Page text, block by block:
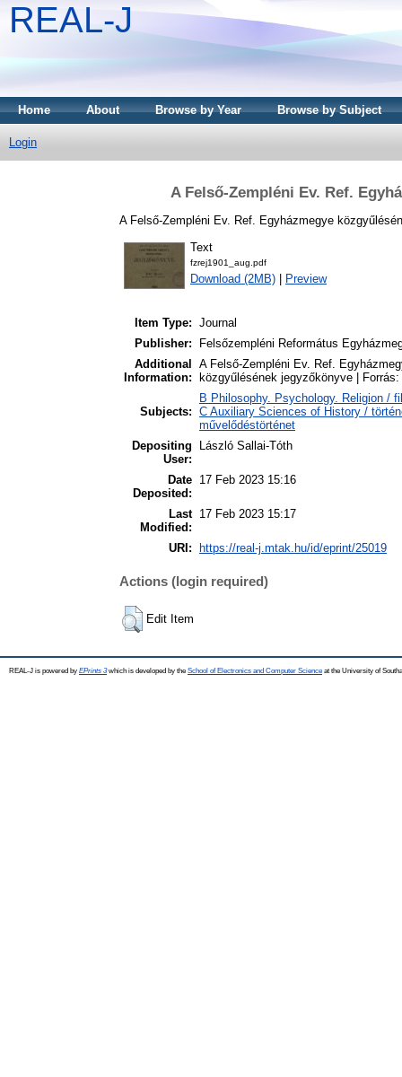
REAL-J
Home About Browse by Year Browse by Subject
Login
A Felső-Zempléni Ev. Ref.
A Felső-Zempléni Ev. Ref. Egyházmegye
Text
fzrej1901_aug.pdf
Download (2MB) Preview
Item Type: Journal
Publisher:
Felsőzempléni Református
Additional
Information:
A Felső-Zempléni Ev. Ref.
közgyűlésének jegyzőkönyve |
Subjects:
B Philosophy. Psychology. Religion /
C Auxiliary Sciences of History /
művelődéstörténet
Depositing
User:
László Sallai-Tóth
Date
Deposited:
17 Feb 2023 15:16
Last
Modified:
17 Feb 2023 15:17
URI: https://real-j.mtak.hu/id/eprint/25019
Actions (login required)
Edit Item
REAL-J is powered by EPrints 3which is developed by the School of Electronics and Computer Science at the University of